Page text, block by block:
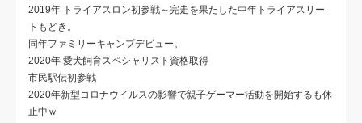
2019年 トライアスロン初参戦～完走を果たした中年トライアスリー
トもどき。
同年ファミリーキャンプデビュー。
2020年 愛犬飼育スペシャリスト資格取得
市民駅伝初参戦
2020年新型コロナウイルスの影響で親子ゲーマー活動を開始するも休
止中ｗ